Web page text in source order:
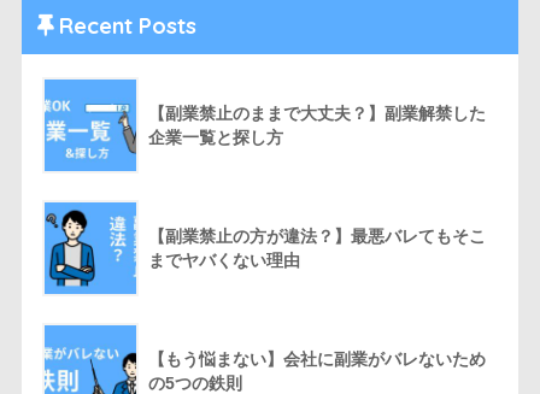
Recent Posts
【副業禁止のままで大丈夫？】副業解禁した
企業一覧と探し方
【副業禁止の方が違法？】最悪バレてもそこ
までヤバくない理由
【もう悩まない】会社に副業がバレないため
の5つの鉄則